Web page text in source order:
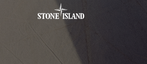
FRANCE